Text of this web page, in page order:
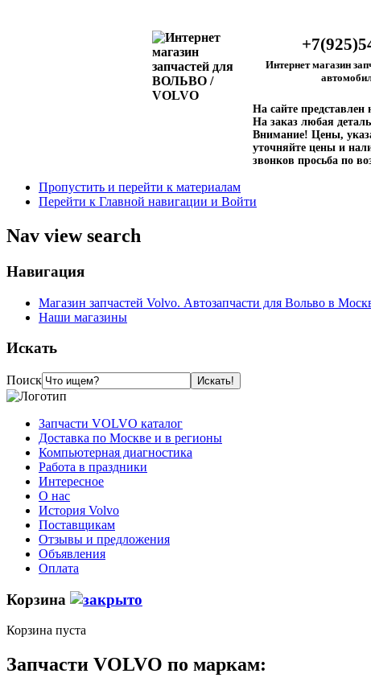
Интернет магазин
На сайте
На заказ любая
Внимание! Цены,
уточняйте цены и
звонков просьба по
Пропустить и перейти к материалам
Перейти к Главной навигации и Войти
Nav view search
Навигация
Магазин запчастей Volvo. Автозапчасти для Вольво в
Наши магазины
Искать
Поиск
Запчасти VOLVO каталог
Доставка по Москве и в регионы
Компьютерная диагностика
Работа в праздники
Интересное
О нас
История Volvo
Поставщикам
Отзывы и предложения
Объявления
Оплата
Корзина
Корзина пуста
Запчасти VOLVO по маркам: